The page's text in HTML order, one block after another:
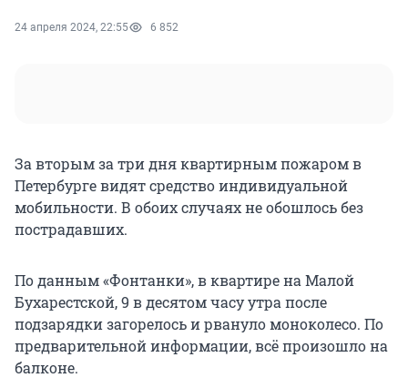
24 апреля 2024, 22:55 6 852
За вторым за три дня квартирным пожаром в
Петербурге видят средство индивидуальной
мобильности. В обоих случаях не обошлось без
пострадавших.
По данным «Фонтанки», в квартире на Малой
Бухарестской, 9 в десятом часу утра после
подзарядки загорелось и рвануло моноколесо. По
предварительной информации, всё произошло на
балконе.